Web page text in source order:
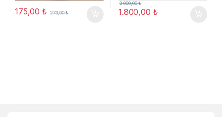
175,00₺ 273,00₺ 1.800,00 ₺
2.000,00₺